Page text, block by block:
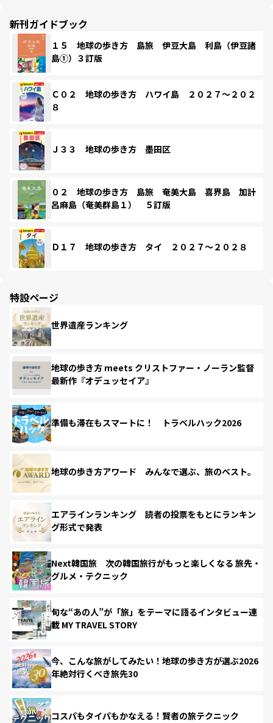
新刊ガイドブック
１５ 地球の歩き方 島旅 伊豆大島 利島（伊豆諸
島①）３訂版
Ｃ０２ 地球の歩き方 ハワイ島 ２０２７～２０２
８
Ｊ３３ 地球の歩き方 墨田区
０２ 地球の歩き方 島旅 奄美大島 喜界島 加計
呂麻島（奄美群島１） ５訂版
Ｄ１７ 地球の歩き方 タイ ２０２７～２０２８
特設ページ
世界遺産ランキング
地球の歩き方 meets クリストファー・ノーラン監督
最新作『オデュッセイア』
準備も滞在もスマートに！ トラベルハック2026
地球の歩き方アワード みんなで選ぶ、旅のベスト。
エアラインランキング 読者の投票をもとにランキン
グ形式で発表
Next韓国旅 次の韓国旅行がもっと楽しくなる 旅先・
グルメ・テクニック
旬な“あの人”が「旅」をテーマに語るインタビュー連
載 MY TRAVEL STORY
今、こんな旅がしてみたい！地球の歩き方が選ぶ2026
年絶対行くべき旅先30
コスパもタイパもかなえる！賢者の旅テクニック